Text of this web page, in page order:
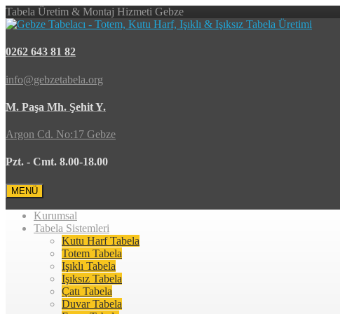
Tabela Üretim & Montaj Hizmeti Gebze
0262 643 81 82
info@gebzetabela.org
M. Paşa Mh. Şehit Y.
Argon Cd. No:17 Gebze
Pzt. - Cmt. 8.00-18.00
MENÜ
Kurumsal
Tabela Sistemleri
Kutu Harf Tabela
Totem Tabela
Işıklı Tabela
Işıksız Tabela
Çatı Tabela
Duvar Tabela